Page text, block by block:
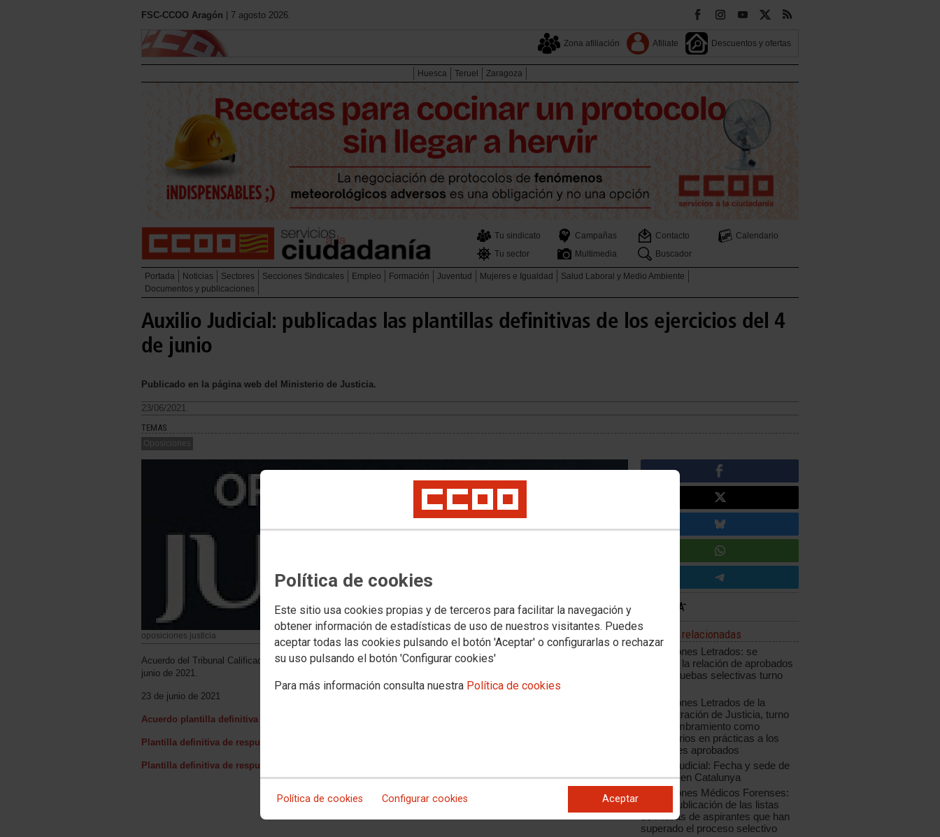
Política de cookies
Este sitio usa cookies propias y de terceros para facilitar la navegación y
obtener información de estadísticas de uso de nuestros visitantes. Puedes
aceptar todas las cookies pulsando el botón 'Aceptar' o configurarlas o rechazar
su uso pulsando el botón 'Configurar cookies'
Para más información consulta nuestra Política de cookies
Política de cookies Configurar cookies Aceptar
FSC-CCOO Aragón | 7 agosto 2026.
Zona afiliación Afiliate Descuentos y ofertas
Huesca Teruel Zaragoza
Tu sindicato Campañas Contacto
Calendario
Tu sector
Multimedia Buscador
Portada Noticias Sectores Secciones Sindicales Empleo Formación Juventud Mujeres e Igualdad
Salud Laboral y Medio Ambiente
Documentos y publicaciones
Auxilio Judicial: publicadas las plantillas definitivas de los ejercicios del 4
de junio
Publicado en la página web del Ministerio de Justicia.
23/06/2021.
TEMAS
Oposiciones
oposiciones justicia
Acuerdo del Tribunal Calificador Único por el que se publica la plantilla definitiva de los ejercicios realizados el 4 de
junio de 2021.
23 de junio de 2021
Acuerdo plantilla definitiva examen 4 de junio de 2021 (pdf. 135.19 KB)
Plantilla definitiva de respuesta del Primer Ejercicio realizado el 4 de junio (pdf. 34.54 KB)
Plantilla definitiva de respuestas del Segundo Ejercicio realizado el 4 de junio (pdf. 21.75 KB)
Noticias relacionadas
Oposiciones Letrados: se
modifica la relación de aprobados
de las pruebas selectivas turno
Oposiciones Letrados de la
Administración de Justicia, turno
libre: nombramiento como
funcionarios en prácticas a los
opositores aprobados
Auxilio Judicial: Fecha y sede de
examen en Catalunya
Oposiciones Médicos Forenses:
nueva publicación de las listas
definitivas de aspirantes que han
superado el proceso selectivo